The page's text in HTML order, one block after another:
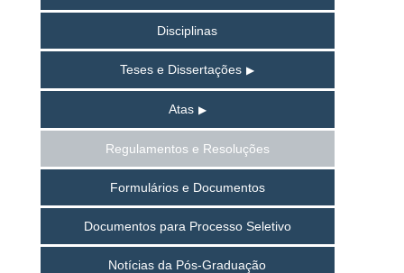
Disciplinas
Teses e Dissertações
Atas
Regulamentos e Resoluções
Formulários e Documentos
Documentos para Processo Seletivo
Notícias da Pós-Graduação